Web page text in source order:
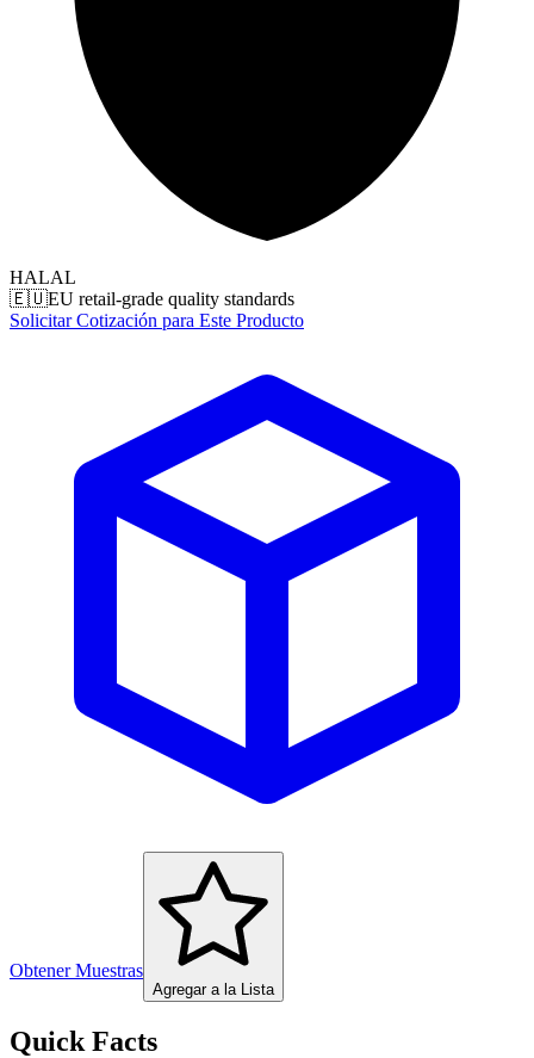
HALAL
🇪🇺EU retail-grade quality standards
Solicitar Cotización para Este Producto
Obtener Muestras
Agregar a la Lista
Quick Facts